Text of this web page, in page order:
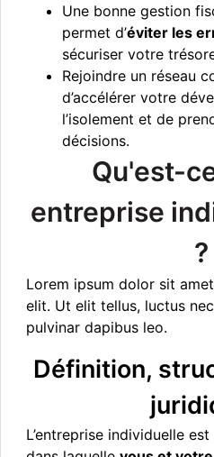
Une bonne gestion
permet d’éviter les
sécuriser votre
Rejoindre un réseau
d’accélérer votre
l’isolement et de
décisions.
Qu'est-
entreprise
?
Lorem ipsum dolor sit
elit. Ut elit tellus, luctus
pulvinar dapibus leo.
Définition,
L’entreprise individuelle